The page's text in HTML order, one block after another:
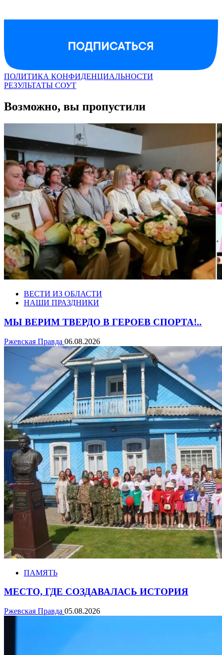
ПОЛИТИКА КОНФИДЕНЦИАЛЬНОСТИ
РЕЗУЛЬТАТЫ СОУТ
Возможно, вы пропустили
ВЕСТИ ИЗ ОБЛАСТИ
НАШИ ПРАЗДНИКИ
МЫ ВЕРИМ ТВЕРДО В ГЕРОЕВ СПОРТА!..
Ржевская Правда 06.08.2026
ПАМЯТЬ
МЕСТО, ГДЕ СОЗДАВАЛАСЬ ИСТОРИЯ
Ржевская Правда 05.08.2026